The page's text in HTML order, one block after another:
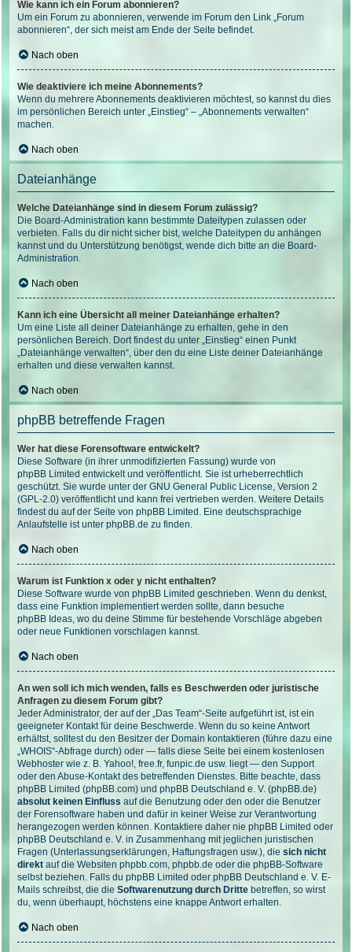
Wie kann ich ein Forum abonnieren?
Um ein Forum zu abonnieren, verwende im Forum den Link „Forum
abonnieren“, der sich meist am Ende der Seite befindet.
Nach oben
Wie deaktiviere ich meine Abonnements?
Wenn du mehrere Abonnements deaktivieren möchtest, so kannst du dies
im persönlichen Bereich unter „Einstieg“ – „Abonnements verwalten“
machen.
Nach oben
Dateianhänge
Welche Dateianhänge sind in diesem Forum zulässig?
Die Board-Administration kann bestimmte Dateitypen zulassen oder
verbieten. Falls du dir nicht sicher bist, welche Dateitypen du anhängen
kannst und du Unterstützung benötigst, wende dich bitte an die Board-
Administration.
Nach oben
Kann ich eine Übersicht all meiner Dateianhänge erhalten?
Um eine Liste all deiner Dateianhänge zu erhalten, gehe in den
persönlichen Bereich. Dort findest du unter „Einstieg“ einen Punkt
„Dateianhänge verwalten“, über den du eine Liste deiner Dateianhänge
erhalten und diese verwalten kannst.
Nach oben
phpBB betreffende Fragen
Wer hat diese Forensoftware entwickelt?
Diese Software (in ihrer unmodifizierten Fassung) wurde von
phpBB Limited entwickelt und veröffentlicht. Sie ist urheberrechtlich
geschützt. Sie wurde unter der GNU General Public License, Version 2
(GPL-2.0) veröffentlicht und kann frei vertrieben werden. Weitere Details
findest du auf der Seite von phpBB Limited . Eine deutschsprachige
Anlaufstelle ist unter phpBB.de zu finden.
Nach oben
Warum ist Funktion x oder y nicht enthalten?
Diese Software wurde von phpBB Limited geschrieben. Wenn du denkst,
dass eine Funktion implementiert werden sollte, dann besuche
phpBB Ideas, wo du deine Stimme für bestehende Vorschläge abgeben
oder neue Funktionen vorschlagen kannst.
Nach oben
An wen soll ich mich wenden, falls es Beschwerden oder juristische
Anfragen zu diesem Forum gibt?
Jeder Administrator, der auf der „Das Team“-Seite aufgeführt ist, ist ein
geeigneter Kontakt für deine Beschwerde. Wenn du so keine Antwort
erhältst, solltest du den Besitzer der Domain kontaktieren (führe dazu eine
„WHOIS“-Abfrage durch) oder — falls diese Seite bei einem kostenlosen
Webhoster wie z. B. Yahoo!, free.fr, funpic.de usw. liegt — den Support
oder den Abuse-Kontakt des betreffenden Dienstes. Bitte beachte, dass
phpBB Limited (phpBB.com) und phpBB Deutschland e. V. (phpBB.de)
absolut keinen Einfluss auf die Benutzung oder den oder die Benutzer
der Forensoftware haben und dafür in keiner Weise zur Verantwortung
herangezogen werden können. Kontaktiere daher nie phpBB Limited oder
phpBB Deutschland e. V. in Zusammenhang mit jeglichen juristischen
Fragen (Unterlassungserklärungen, Haftungsfragen usw.), die sich nicht
direkt auf die Websiten phpbb.com, phpbb.de oder die phpBB-Software
selbst beziehen. Falls du phpBB Limited oder phpBB Deutschland e. V. E-
Mails schreibst, die die Softwarenutzung durch Dritte betreffen, so wirst
du, wenn überhaupt, höchstens eine knappe Antwort erhalten.
Nach oben